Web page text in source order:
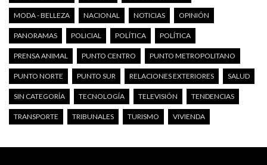
MODA - BELLEZA NACIONAL NOTICIAS OPINIÓN
PANORAMAS POLICIAL POLÍTICA POLÍTICA
PRENSA ANIMAL PUNTO CENTRO PUNTO METROPOLITANO
PUNTO NORTE PUNTO SUR RELACIONES EXTERIORES SALUD
SIN CATEGORÍA TECNOLOGÍA TELEVISIÓN TENDENCIAS
TRANSPORTE TRIBUNALES TURISMO VIVIENDA